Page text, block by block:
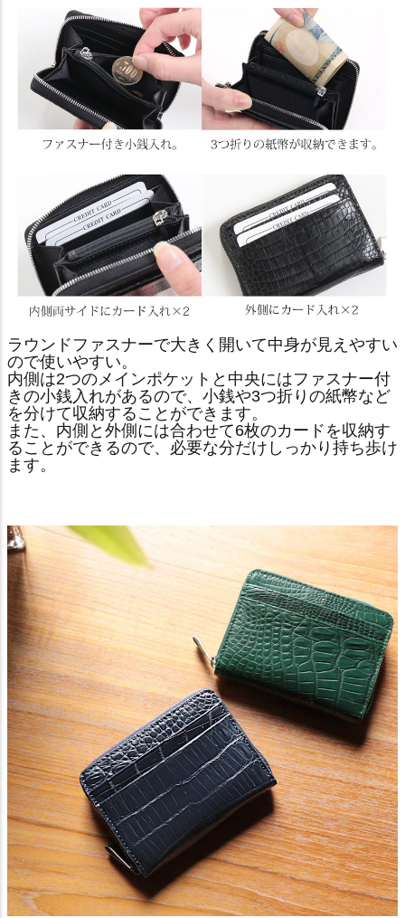
ラウンドファスナーで大きく開いて中身が見えやすい
ので使いやすい。
内側は2つのメインポケットと中央にはファスナー付
きの小銭入れがあるので、小銭や3つ折りの紙幣など
を分けて収納することができます。
また、内側と外側には合わせて6枚のカードを収納す
ることができるので、必要な分だけしっかり持ち歩け
ます。